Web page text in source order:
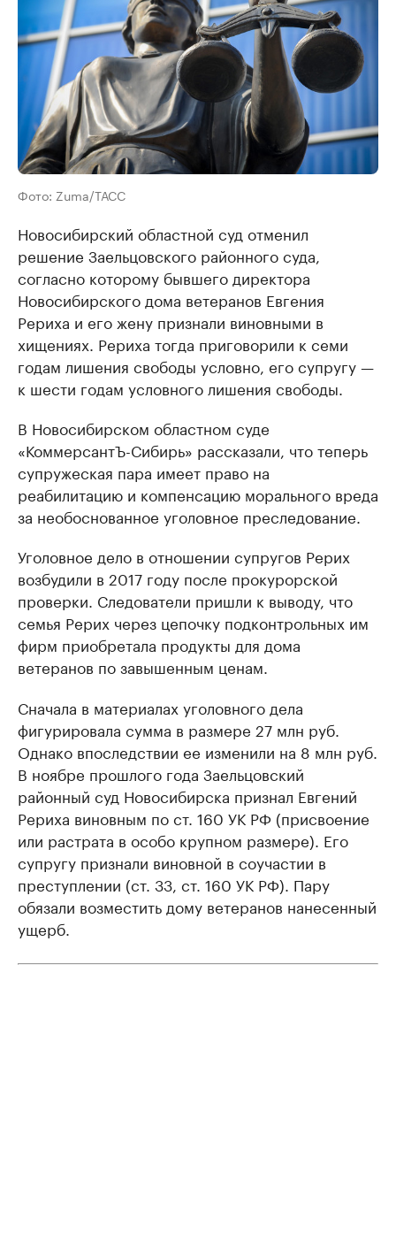
Фото: Zuma/ТАСС
Новосибирский областной суд отменил
решение Заельцовского районного суда,
согласно которому бывшего директора
Новосибирского дома ветеранов Евгения
Рериха и его жену признали виновными в
хищениях. Рериха тогда приговорили к семи
годам лишения свободы условно, его супругу —
к шести годам условного лишения свободы.
В Новосибирском областном суде
«КоммерсантЪ-Сибирь» рассказали, что теперь
супружеская пара имеет право на
реабилитацию и компенсацию морального вреда
за необоснованное уголовное преследование.
Уголовное дело в отношении супругов Рерих
возбудили в 2017 году после прокурорской
проверки. Следователи пришли к выводу, что
семья Рерих через цепочку подконтрольных им
фирм приобретала продукты для дома
ветеранов по завышенным ценам.
Сначала в материалах уголовного дела
фигурировала сумма в размере 27 млн руб.
Однако впоследствии ее изменили на 8 млн руб.
В ноябре прошлого года Заельцовский
районный суд Новосибирска признал Евгений
Рериха виновным по ст. 160 УК РФ (присвоение
или растрата в особо крупном размере). Его
супругу признали виновной в соучастии в
преступлении (ст. 33, ст. 160 УК РФ). Пару
обязали возместить дому ветеранов нанесенный
ущерб.